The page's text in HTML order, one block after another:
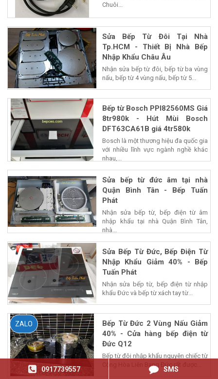
Chuôi...
Sửa Bếp Từ Đôi Tại Nhà
Tp.HCM - Thiết Bị Nhà Bếp
Nhập Khẩu Châu Âu
Nhận sửa bếp từ đôi, bếp từ ba vùng
nấu, bếp từ 4 vùng nấu, bếp từ 5...
Bếp từ Bosch PPI82560MS Giá
8tr980k - Hút Mùi Bosch
DFT63CA61B giá 4tr580k
Bosch là một thương hiệu đa quốc gia
với nhiều lĩnh vực ngành nghề khác
nhau,...
Sửa bếp từ đức âm tại nhà
Quận Bình Tân - Bếp Tuấn
Phát
Nhận sửa bếp từ, bếp điện từ âm
nhập khẩu tại nhà Quận Bình Tân,
nhà...
Sửa Bếp Từ Đức, Bếp Điện Từ
Nhập Khẩu Giảm 40% - Bếp
Tuấn Phát
Nhận sửa bếp từ, bếp điện từ nhập
khẩu Đức và bếp từ xách tay từ...
Bếp Từ Đức 2 Vùng Nấu Giảm
40% - Cửa hàng bếp điện từ
Đức Q12
Bếp từ đôi nhập khẩu nguyên chiếc từ
Cộng Hòa Liên Bang Đức rất được...
0917739557 SMS
ZALO